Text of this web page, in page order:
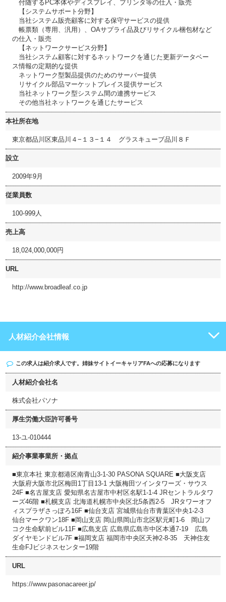
付随するPC本体やディスプレイ、プリンタ等の仕入・販売
【システムサポート分野】
当社システム販売顧客に対する保守サービスの提供
帳票類（専用、汎用）、OAサプライ品及びリサイクル梱包材など
の仕入・販売
【ネットワークサービス分野】
当社システム顧客に対するネットワークを通じた更新データベー
ス情報の定期的な提供
ネットワーク型製品提供のためのサーバー提供
リサイクル部品マーケットプレイス提供サービス
当社ネットワーク型システム間の連携サービス
その他当社ネットワークを通じたサービス
本社所在地
東京都品川区東品川４−１３−１４ グラスキューブ品川８Ｆ
設立
2009年9月
従業員数
100-999人
売上高
18,024,000,000円
URL
http://www.broadleaf.co.jp
人材紹介会社情報
この求人は紹介求人です。姉妹サイト イーキャリアFAへの応募になります
人材紹介会社名
株式会社パソナ
厚生労働大臣許可番号
13-ユ-010444
紹介事業事業所・拠点
■東京本社 東京都港区南青山3-1-30 PASONA SQUARE ■大阪支店
大阪府大阪市北区梅田1丁目13-1 大阪梅田ツインタワーズ・サウス
24F ■名古屋支店 愛知県名古屋市中村区名駅1-1-4 JRセントラルタワ
ーズ46階 ■札幌支店 北海道札幌市中央区北5条西2-5 JRタワーオフ
ィスプラザさっぽろ16F ■仙台支店 宮城県仙台市青葉区中央1-2-3
仙台マークワン18F ■岡山支店 岡山県岡山市北区駅元町1-6 岡山フ
コク生命駅前ビル11F ■広島支店 広島県広島市中区本通7-19 広島
ダイヤモンドビル7F ■福岡支店 福岡市中央区天神2-8-35 天神住友
生命FJビジネスセンター19階
URL
https://www.pasonacareer.jp/